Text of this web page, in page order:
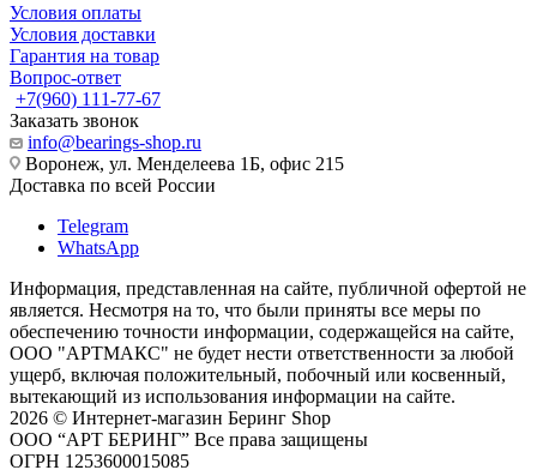
Условия оплаты
Условия доставки
Гарантия на товар
Вопрос-ответ
+7(960) 111-77-67
Заказать звонок
info@bearings-shop.ru
Воронеж, ул. Менделеева 1Б, офис 215
Доставка по всей России
Telegram
WhatsApp
Информация, представленная на сайте, публичной офертой не
является. Несмотря на то, что были приняты все меры по
обеспечению точности информации, содержащейся на сайте,
ООО "АРТМАКС" не будет нести ответственности за любой
ущерб, включая положительный, побочный или косвенный,
вытекающий из использования информации на сайте.
2026 © Интернет-магазин Беринг Shop
ООО “АРТ БЕРИНГ” Все права защищены
ОГРН 1253600015085